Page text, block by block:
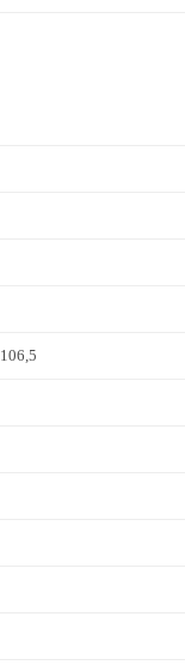
106,5